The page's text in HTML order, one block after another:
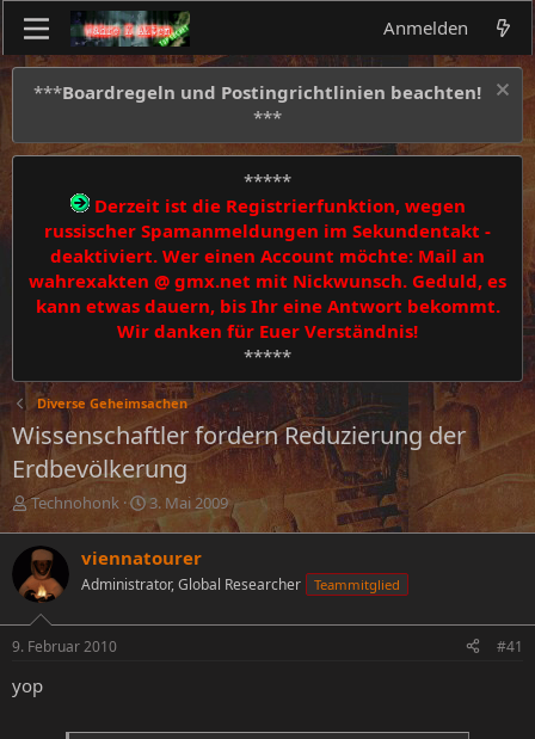
Anmelden
***Boardregeln und Postingrichtlinien beachten!
***
*****
Derzeit ist die Registrierfunktion, wegen
russischer Spamanmeldungen im Sekundentakt -
deaktiviert. Wer einen Account möchte: Mail an
wahrexakten @ gmx.net mit Nickwunsch. Geduld, es
kann etwas dauern, bis Ihr eine Antwort bekommt.
Wir danken für Euer Verständnis!
*****
Diverse Geheimsachen
Wissenschaftler fordern Reduzierung der
Erdbevölkerung
E
s
t
e
l
l
e
Technohonk
E
r
t
e
l
3. Mai 2009
viennatourer
Administrator, Global Researcher Teammitglied
9. Februar 2010 #41
yop